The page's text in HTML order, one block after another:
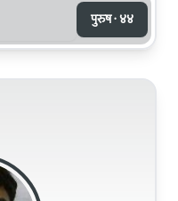
पुरुष · ४४